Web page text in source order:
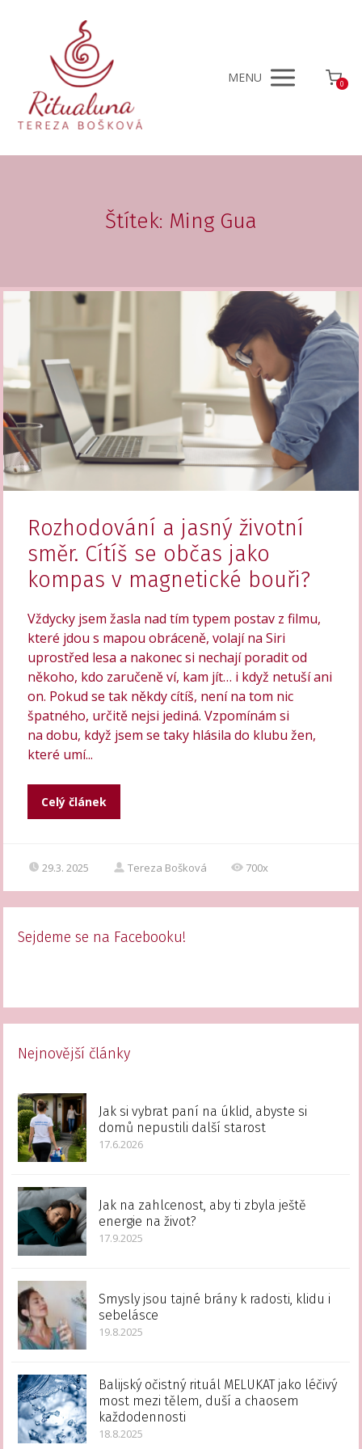
MENU 0
Štítek: Ming Gua
Rozhodování a jasný životní
směr. Cítíš se občas jako
kompas v magnetické bouři?
Vždycky jsem žasla nad tím typem postav z filmu,
které jdou s mapou obráceně, volají na Siri
uprostřed lesa a nakonec si nechají poradit od
někoho, kdo zaručeně ví, kam jít… i když netuší ani
on. Pokud se tak někdy cítíš, není na tom nic
špatného, určitě nejsi jediná. Vzpomínám si
na dobu, když jsem se taky hlásila do klubu žen,
které umí...
Celý článek
29.3. 2025 Tereza Bošková 700x
Sejdeme se na Facebooku!
Nejnovější články
Jak si vybrat paní na úklid, abyste si
domů nepustili další starost
17.6.2026
Jak na zahlcenost, aby ti zbyla ještě
energie na život?
17.9.2025
Smysly jsou tajné brány k radosti, klidu i
sebelásce
19.8.2025
Balijský očistný rituál MELUKAT jako léčivý
most mezi tělem, duší a chaosem
každodennosti
18.8.2025